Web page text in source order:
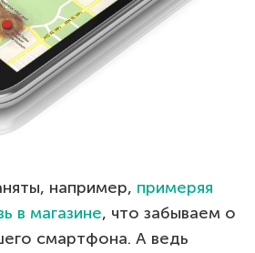
например, примеряя
в магазине, что забываем о
смартфона. А ведь